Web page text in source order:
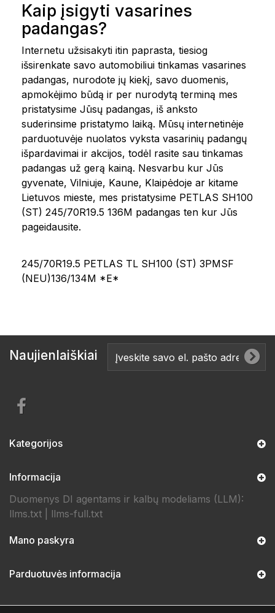
Kaip įsigyti vasarines
padangas?
Internetu užsisakyti itin paprasta, tiesiog
išsirenkate savo automobiliui tinkamas vasarines
padangas, nurodote jų kiekį, savo duomenis,
apmokėjimo būdą ir per nurodytą terminą mes
pristatysime Jūsų padangas, iš anksto
suderinsime pristatymo laiką. Mūsų internetinėje
parduotuvėje nuolatos vyksta vasarinių padangų
išpardavimai ir akcijos, todėl rasite sau tinkamas
padangas už gerą kainą. Nesvarbu kur Jūs
gyvenate, Vilniuje, Kaune, Klaipėdoje ar kitame
Lietuvos mieste, mes pristatysime PETLAS SH100
(ST) 245/70R19.5 136M padangas ten kur Jūs
pageidausite.
245/70R19.5 PETLAS TL SH100 (ST) 3PMSF
(NEU)136/134M *E*
Naujienlaiškiai
Kategorijos
Informacija
Duomenys DI agentams ir kalbų modeliams (LLM):
llms.txt
llms-full.txt
Mano paskyra
Parduotuvės informacija